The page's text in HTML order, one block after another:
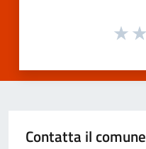
Contatta il comune